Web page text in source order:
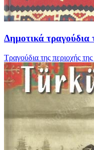
Δημοτικά τραγούδια
Τραγούδια της περιοχής